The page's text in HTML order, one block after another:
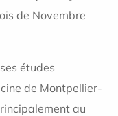
de Novembre
études
de Montpellier-
au